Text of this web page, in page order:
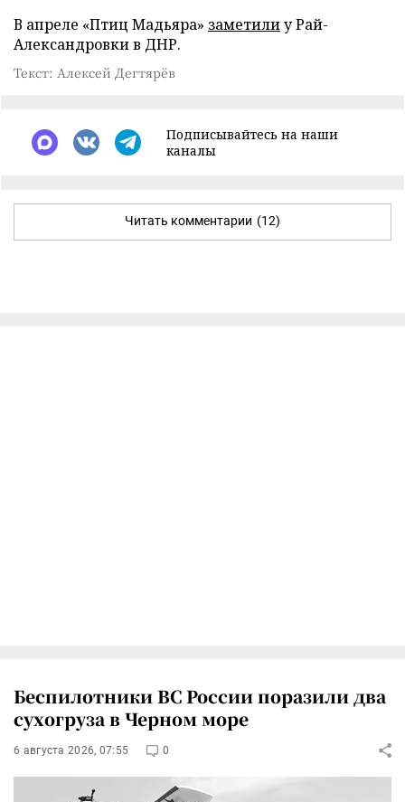
В апреле «Птиц Мадьяра» заметилиу Рай-
Александровки в ДНР.
Текст: Алексей Дегтярёв
Подписывайтесь на наши
каналы
Читать комментарии (12)
Беспилотники ВС России поразили два
сухогруза в Черном море
6 августа 2026, 07:55 0